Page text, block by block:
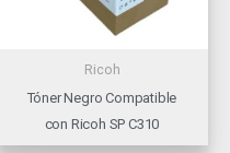
Ricoh
Tóner Negro Compatible
con Ricoh SP C310